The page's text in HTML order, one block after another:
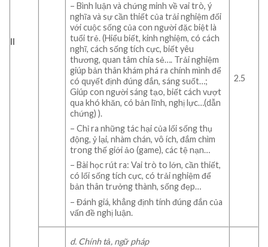
II
– Bình luận và chứng minh về vai trò, ý
nghĩa và sự cần thiết của trải nghiệm đối
với cuộc sống của con người đặc biệt là
tuổi trẻ. (Hiểu biết, kinh nghiệm, có cách
nghĩ, cách sống tích cực, biết yêu
thương, quan tâm chia sẻ…. Trải nghiệm
giúp bản thân khám phá ra chính mình để
có quyết định đúng đắn, sáng suốt…;
Giúp con người sáng tạo, biết cách vượt
qua khó khăn, có bản lĩnh, nghị lực…(dẫn
chứng) ).
– Chỉ ra những tác hại của lối sống thụ
động, ỷ lại, nhàm chán, vô ích, đắm chìm
trong thế giới ảo (game), các tệ nạn…
– Bài học rút ra: Vai trò to lớn, cần thiết,
có lối sống tích cực, có trải nghiệm để
bản thân trưởng thành, sống đẹp…
– Đánh giá, khẳng định tính đúng đắn của
vấn đề nghị luận.
2.5
d. Chính tả, ngữ pháp